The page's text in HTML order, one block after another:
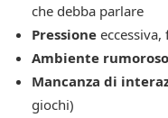
che debba parlare
Pressione
Ambiente rumoroso
Mancanza di
giochi)